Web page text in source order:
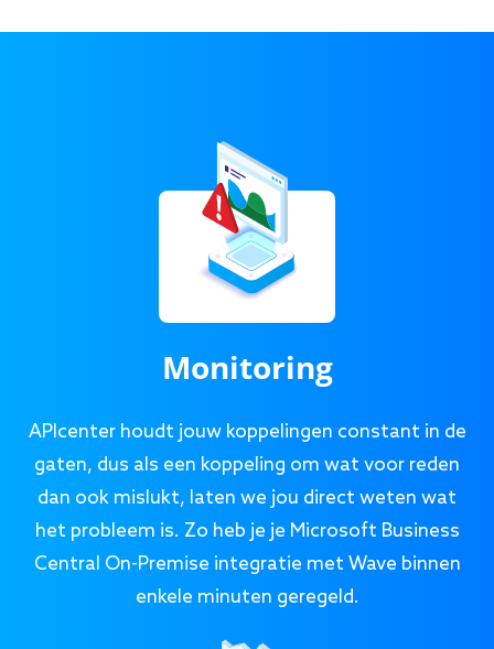
Monitoring
APIcenter houdt jouw koppelingen constant in de
gaten, dus als een koppeling om wat voor reden
dan ook mislukt, laten we jou direct weten wat
het probleem is. Zo heb je je Microsoft Business
Central On-Premise integratie met Wave binnen
enkele minuten geregeld.